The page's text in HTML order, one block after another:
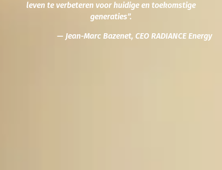
leven te verbeteren voor huidige en toekomstige
generaties”.
— Jean-Marc Bazenet, CEO RADIANCE Energy